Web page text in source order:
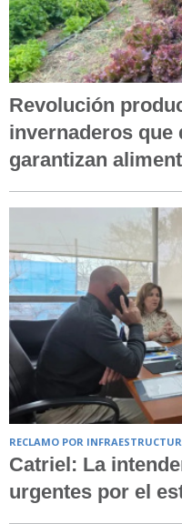
Revolución
invernaderos que
garantizan
RECLAMO POR
Catriel: La
urgentes por el